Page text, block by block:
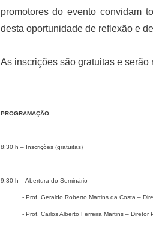
promotores do evento convidam
desta oportunidade de reflexão e
As inscrições são gratuitas e
PROGRAMAÇÃO
8:30 h – Inscrições (gratuitas)
9:30 h – Abertura do Seminário
- Prof. Geraldo Roberto Martins da Costa –
- Prof. Carlos Alberto Ferreira Martins – Diretor